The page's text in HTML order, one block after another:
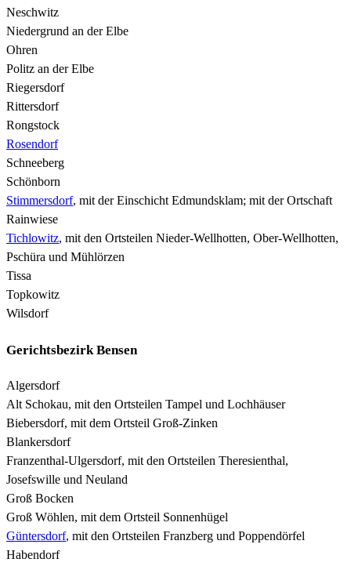
Neschwitz
Niedergrund an der Elbe
Ohren
Politz an der Elbe
Riegersdorf
Rittersdorf
Rongstock
Rosendorf
Schneeberg
Schönborn
Stimmersdorf, mit der Einschicht Edmundsklam; mit der Ortschaft
Rainwiese
Tichlowitz, mit den Ortsteilen Nieder-Wellhotten, Ober-Wellhotten,
Pschüra und Mühlörzen
Tissa
Topkowitz
Wilsdorf
Gerichtsbezirk Bensen
Algersdorf
Alt Schokau, mit den Ortsteilen Tampel und Lochhäuser
Biebersdorf, mit dem Ortsteil Groß-Zinken
Blankersdorf
Franzenthal-Ulgersdorf, mit den Ortsteilen Theresienthal,
Josefswille und Neuland
Groß Bocken
Groß Wöhlen, mit dem Ortsteil Sonnenhügel
Güntersdorf, mit den Ortsteilen Franzberg und Poppendörfel
Habendorf